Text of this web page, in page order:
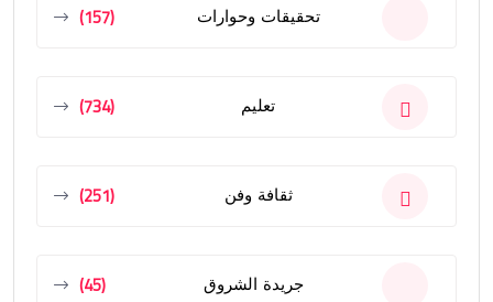
تحقيقات وحوارات (157)
تعليم (734)
ثقافة وفن (251)
جريدة الشروق (45)